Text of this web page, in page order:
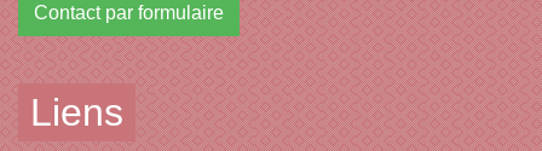
Contact par formulaire
Liens